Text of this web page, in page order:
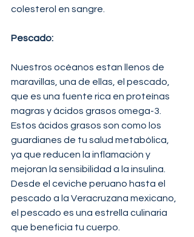
colesterol en sangre.
Pescado:
Nuestros océanos estan llenos de
maravillas, una de ellas, el pescado,
que es una fuente rica en proteínas
magras y ácidos grasos omega-3.
Estos ácidos grasos son como los
guardianes de tu salud metabólica,
ya que reducen la inflamación y
mejoran la sensibilidad a la insulina.
Desde el ceviche peruano hasta el
pescado a la Veracruzana mexicano,
el pescado es una estrella culinaria
que beneficia tu cuerpo.